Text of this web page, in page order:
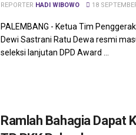
REPORTER HADI WIBOWO 18
PALEMBANG - Ketua Tim
Dewi Sastrani Ratu Dewa resmi
seleksi lanjutan DPD Award ...
Ramlah Bahagia Dapat